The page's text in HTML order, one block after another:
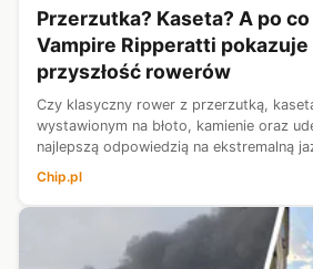
Przerzutka? Kaseta? A po
Vampire Ripperatti pokazuje
przyszłość rowerów
Czy klasyczny rower z przerzutką,
wystawionym na błoto, kamienie oraz
najlepszą odpowiedzią na ekstremalną
eksperymentów i nowy rower Vampire ...
Chip.pl